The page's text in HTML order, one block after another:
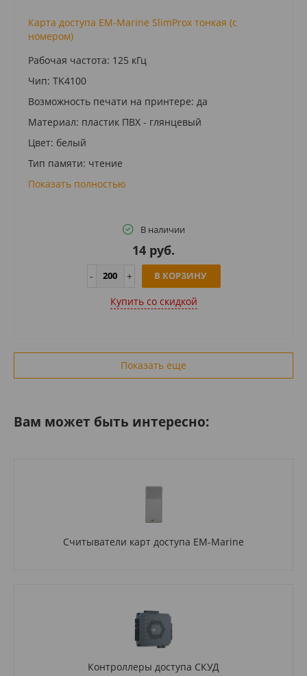
Карта доступа EM-Marine SlimProx тонкая (с
номером)
Рабочая частота: 125 кГц
Чип: TK4100
Возможность печати на принтере: да
Материал: пластик ПВХ - глянцевый
Цвет: белый
Тип памяти: чтение
Показать полностью
В наличии
14 руб.
В КОРЗИНУ
Купить cо скидкой
Показать еще
Вам может быть интересно:
Считыватели карт доступа EM-Marine
Контроллеры доступа СКУД